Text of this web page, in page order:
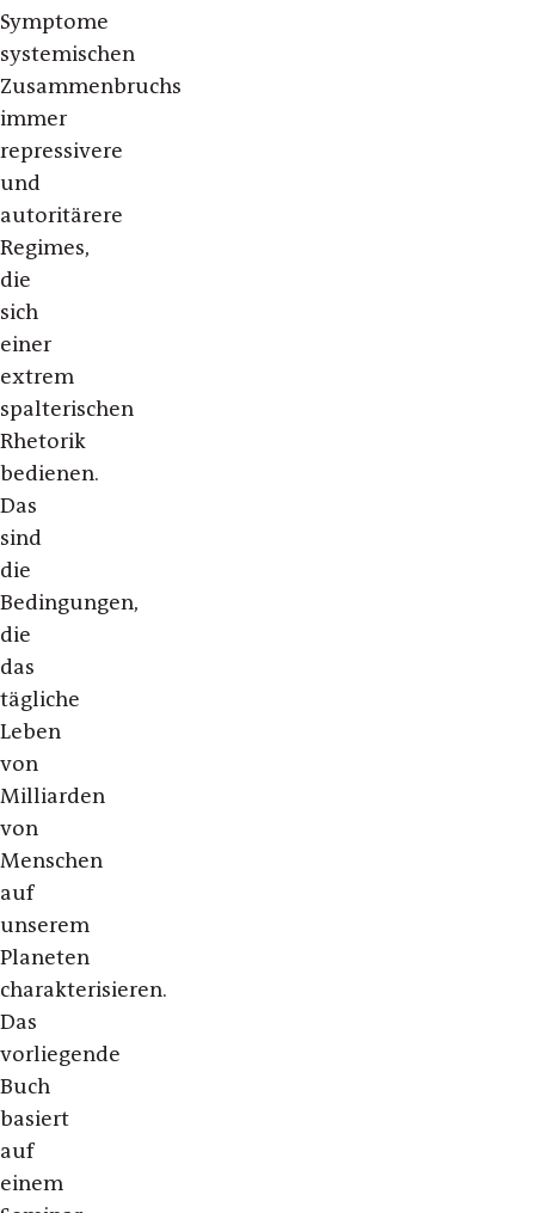
Symptome
systemischen
Zusammenbruchs
immer
repressivere
und
autoritärere
Regimes,
die
sich
einer
extrem
spalterischen
Rhetorik
bedienen.
Das
sind
die
Bedingungen,
die
das
tägliche
Leben
von
Milliarden
von
Menschen
auf
unserem
Planeten
charakterisieren.
Das
vorliegende
Buch
basiert
auf
einem